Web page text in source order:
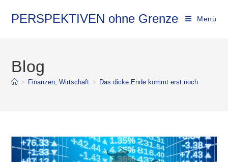
PERSPEKTIVEN ohne Grenze Menü
Blog
> Finanzen, Wirtschaft > Das dicke Ende kommt erst noch